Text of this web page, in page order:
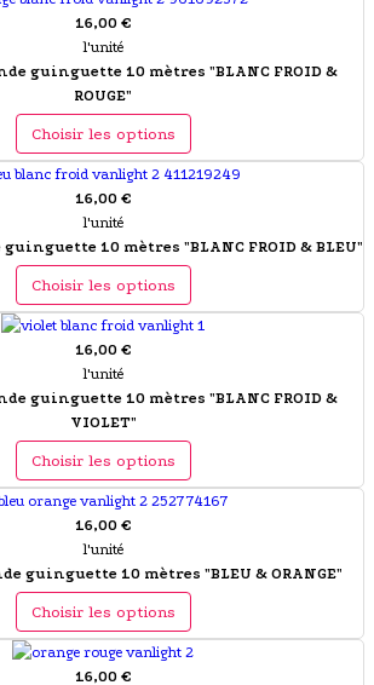
16,00 €
l'unité
guinguette 10 mètres "BLANC FROID &
ROUGE"
Choisir les options
16,00 €
l'unité
10 mètres "BLANC FROID & BLEU"
Choisir les options
16,00 €
l'unité
guinguette 10 mètres "BLANC FROID &
VIOLET"
Choisir les options
16,00 €
l'unité
guinguette 10 mètres "BLEU & ORANGE"
Choisir les options
16,00 €